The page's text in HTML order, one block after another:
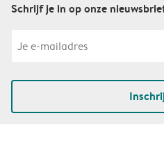
Schrijf je in op onze